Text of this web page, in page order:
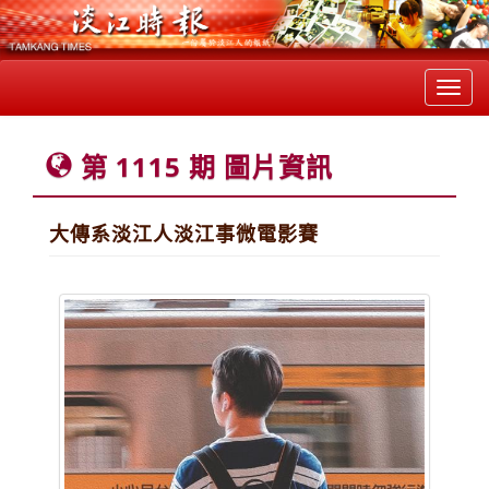
第 1115 期 圖片資訊
大傳系淡江人淡江事微電影賽